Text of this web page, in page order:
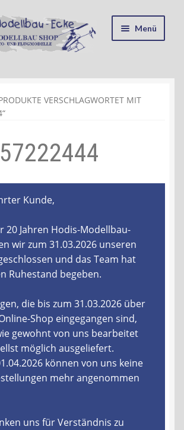
Menü
und Umwelt
Akku Verordnung
VERSCHLAGWORTET MIT
Kunde,
20 Jahren Hodis-Modellbau-
wir zum 31.03.2026 unseren
und das Team hat
Ruhestand begeben.
die bis zum 31.03.2026 über
Shop eingegangen sind,
gewohnt von uns bearbeitet
möglich ausgeliefert.
können von uns keine
mehr angenommen
uns für Verständnis zu